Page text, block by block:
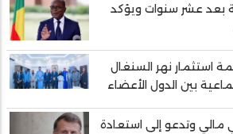
بعد عشر سنوات ويؤكد
استثمار نهر السنغال
بين الدول الأعضاء
مالي وتدعو إلى استعادة